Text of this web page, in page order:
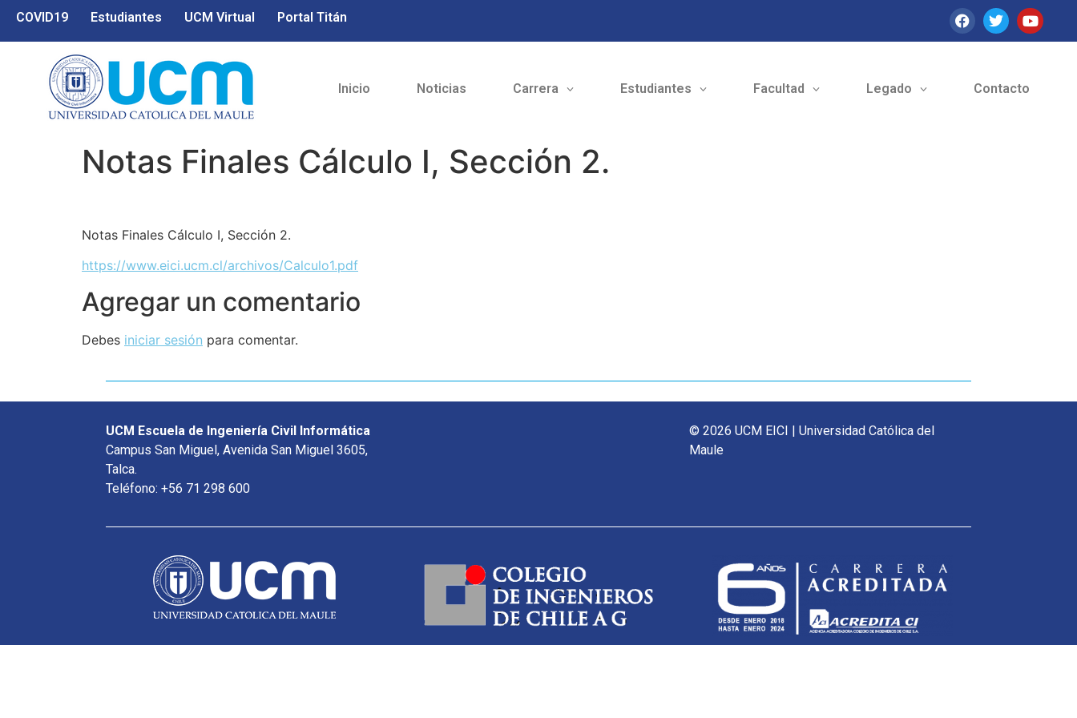
COVID19 Estudiantes UCM Virtual Portal Titán
Inicio Noticias Carrera Estudiantes Facultad Legado Contacto
Notas Finales Cálculo I, Sección 2.
Notas Finales Cálculo I, Sección 2.
https://www.eici.ucm.cl/archivos/Calculo1.pdf
Agregar un comentario
Debes iniciar sesión para comentar.
UCM Escuela de Ingeniería Civil Informática
Campus San Miguel, Avenida San Miguel 3605,
Talca.
Teléfono: +56 71 298 600
© 2026 UCM EICI | Universidad Católica del
Maule